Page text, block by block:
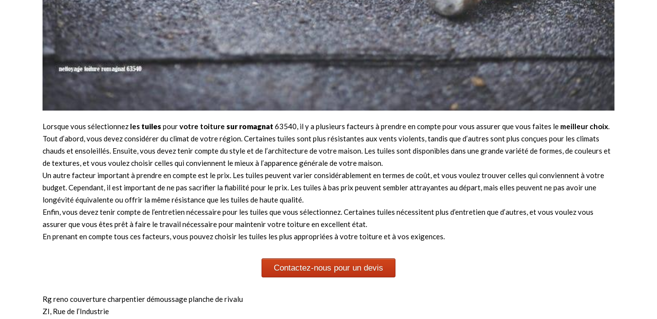
Lorsque vous sélectionnez les tuiles pourvotre toiture sur romagnat 63540, il y a plusieurs facteurs à prendre en compte pour vous assurer que vous faites le meilleur choix.
Tout d’abord, vous devez considérer du climat de votre région. Certaines tuiles sont plus résistantes aux vents violents, tandis que d’autres sont plus conçues pour les climats
chauds et ensoleillés. Ensuite, vous devez tenir compte du style et de l’architecture de votre maison. Les tuiles sont disponibles dans une grande variété de formes, de couleurs et
de textures, et vous voulez choisir celles qui conviennent le mieux à l’apparence générale de votre maison.
Un autre facteur important à prendre en compte est le prix. Les tuiles peuvent varier considérablement en termes de coût, et vous voulez trouver celles qui conviennent à votre
budget. Cependant, il est important de ne pas sacrifier la fiabilité pour le prix. Les tuiles à bas prix peuvent sembler attrayantes au départ, mais elles peuvent ne pas avoir une
longévité équivalente ou offrir la même résistance que les tuiles de haute qualité.
Enfin, vous devez tenir compte de l’entretien nécessaire pour les tuiles que vous sélectionnez. Certaines tuiles nécessitent plus d’entretien que d’autres, et vous voulez vous
assurer que vous êtes prêt à faire le travail nécessaire pour maintenir votre toiture en excellent état.
En prenant en compte tous ces facteurs, vous pouvez choisir les tuiles les plus appropriées à votre toiture et à vos exigences.
Contactez-nous pour un devis
Rg reno couverture charpentier démoussage planche de rivalu
ZI, Rue de l’Industrie